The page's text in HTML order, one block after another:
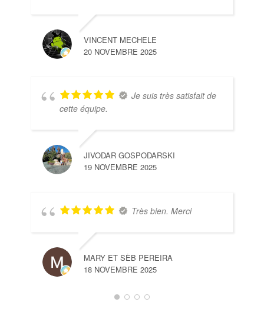
VINCENT MECHELE
20 NOVEMBRE 2025
Je suis très satisfait de
cette équipe.
JIVODAR GOSPODARSKI
19 NOVEMBRE 2025
Très bien. Merci
MARY ET SÈB PEREIRA
18 NOVEMBRE 2025